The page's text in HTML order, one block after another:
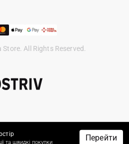
All Rights Reserved.
та швидкі покупки Перейти